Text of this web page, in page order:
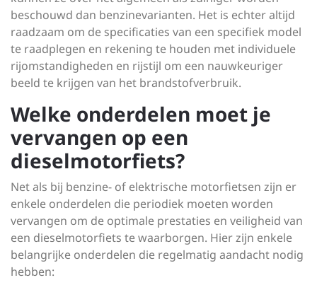
beschouwd dan benzinevarianten. Het is echter altijd
raadzaam om de specificaties van een specifiek model
te raadplegen en rekening te houden met individuele
rijomstandigheden en rijstijl om een nauwkeuriger
beeld te krijgen van het brandstofverbruik.
Welke onderdelen moet je
vervangen op een
dieselmotorfiets?
Net als bij benzine- of elektrische motorfietsen zijn er
enkele onderdelen die periodiek moeten worden
vervangen om de optimale prestaties en veiligheid van
een dieselmotorfiets te waarborgen. Hier zijn enkele
belangrijke onderdelen die regelmatig aandacht nodig
hebben: